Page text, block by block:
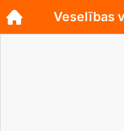
Veselības